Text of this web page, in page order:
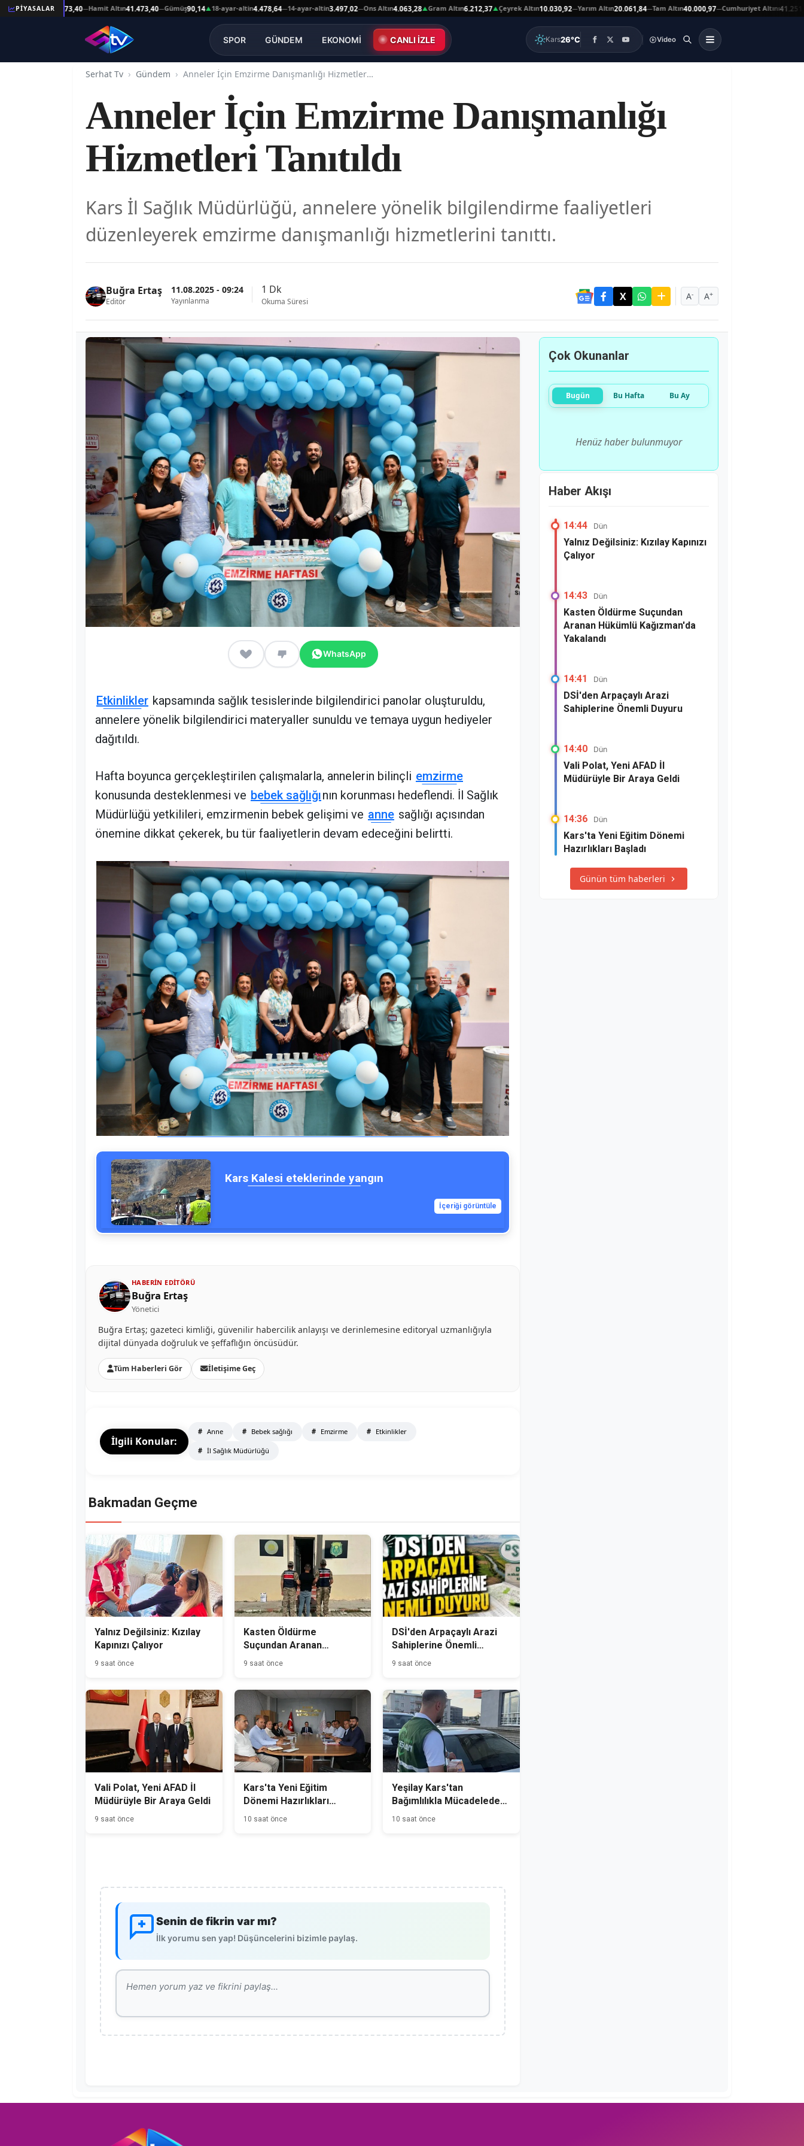
PİYASALAR
Altın41.473,40 —Hamit Altın41.473,40—Gümüş90,14▲18-ayar-altin4.478,64—14-ayar-altin3.497,02—Ons Altın4.063,28▲Gram Altın6.212,37▲Çeyrek Altın10.030,92—Yarım Altın20.061,84—Tam Altın40.000,97—Cumhuriyet Altını41.251,00▼
SPOR GÜNDEM EKONOMİ CANLI İZLE Kars26°C Video
Serhat Tv Gündem Anneler İçin Emzirme Danışmanlığı Hizmetleri Tanıtıldı
Anneler İçin Emzirme Danışmanlığı
Hizmetleri Tanıtıldı
Kars İl Sağlık Müdürlüğü, annelere yönelik bilgilendirme faaliyetleri
düzenleyerek emzirme danışmanlığı hizmetlerini tanıttı.
Buğra Ertaş
Editör
11.08.2025 - 09:24
Yayınlanma
1 Dk
Okuma Süresi A- A+
WhatsApp
Etkinlikler kapsamında sağlık tesislerinde bilgilendirici panolar oluşturuldu,
annelere yönelik bilgilendirici materyaller sunuldu ve temaya uygun hediyeler
dağıtıldı.
Hafta boyunca gerçekleştirilen çalışmalarla, annelerin bilinçli emzirme
konusunda desteklenmesi ve bebek sağlığının korunması hedeflendi. İl Sağlık
Müdürlüğü yetkilileri, emzirmenin bebek gelişimi ve anne sağlığı açısından
önemine dikkat çekerek, bu tür faaliyetlerin devam edeceğini belirtti.
Kars Kalesi eteklerinde yangın
İçeriği görüntüle
HABERIN EDITÖRÜ
Buğra Ertaş
Yönetici
Buğra Ertaş; gazeteci kimliği, güvenilir habercilik anlayışı ve derinlemesine editoryal uzmanlığıyla
dijital dünyada doğruluk ve şeffaflığın öncüsüdür.
Tüm Haberleri Gör İletişime Geç
İlgili Konular:
Anne Bebek sağlığı Emzirme Etkinlikler
İl Sağlık Müdürlüğü
Bakmadan Geçme
Yalnız Değilsiniz: Kızılay
Kapınızı Çalıyor
9 saat önce
Kasten Öldürme
Suçundan Aranan
Hükümlü Kağızman'da
9 saat önce
DSİ'den Arpaçaylı Arazi
Sahiplerine Önemli
Duyuru
9 saat önce
Vali Polat, Yeni AFAD İl
Müdürüyle Bir Araya Geldi
9 saat önce
Kars'ta Yeni Eğitim
Dönemi Hazırlıkları
Başladı
10 saat önce
Yeşilay Kars'tan
Bağımlılıkla Mücadelede
Farkındalık Seferberliği
10 saat önce
Senin de fikrin var mı?
İlk yorumu sen yap! Düşüncelerini bizimle paylaş.
Çok Okunanlar
Bugün Bu Hafta Bu Ay
Henüz haber bulunmuyor
Haber Akışı
14:44 Dün
Yalnız Değilsiniz: Kızılay Kapınızı
Çalıyor
14:43 Dün
Kasten Öldürme Suçundan
Aranan Hükümlü Kağızman'da
Yakalandı
14:41 Dün
DSİ'den Arpaçaylı Arazi
Sahiplerine Önemli Duyuru
14:40 Dün
Vali Polat, Yeni AFAD İl
Müdürüyle Bir Araya Geldi
14:36 Dün
Kars'ta Yeni Eğitim Dönemi
Hazırlıkları Başladı
Günün tüm haberleri